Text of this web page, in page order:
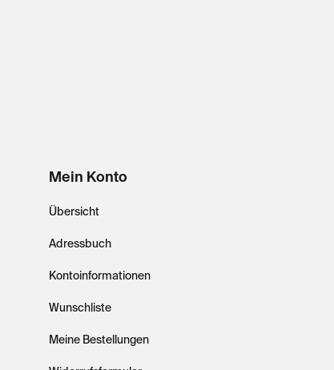
Mein Konto
Übersicht
Adressbuch
Kontoinformationen
Wunschliste
Meine Bestellungen